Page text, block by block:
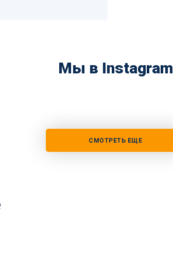
Мы в Instagram
СМОТРЕТЬ ЕЩЕ